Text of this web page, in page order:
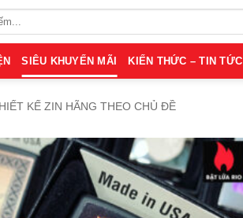
SIÊU KHUYẾN MÃI KIẾN THỨC – TIN TỨC
KẾ ZIN HÃNG THEO CHỦ ĐỀ